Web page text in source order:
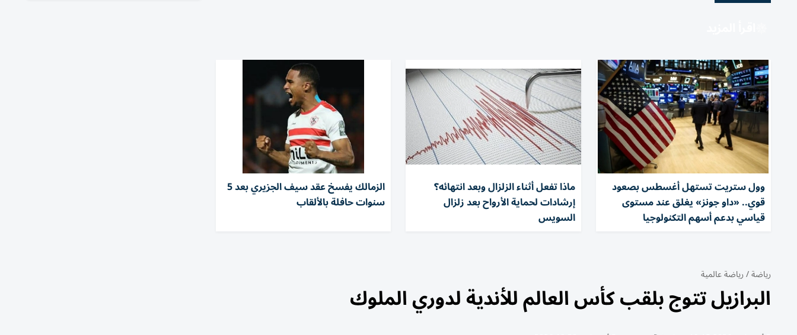
وول ستريت تستهل أغسطس بصعود
قوي.. «داو جونز» يغلق عند مستوى
قياسي بدعم أسهم التكنولوجيا
ماذا تفعل أثناء الزلزال وبعد انتهائه؟
إرشادات لحماية الأرواح بعد زلزال
السويس
الزمالك يفسخ عقد سيف الجزيري بعد 5
سنوات حافلة بالألقاب
رياضة/رياضة عالمية
البرازيل تتوج بلقب كأس العالم للأندية لدوري الملوك